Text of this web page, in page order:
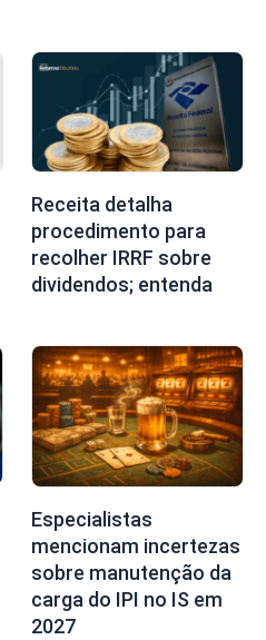
Receita detalha
procedimento para
recolher IRRF sobre
dividendos; entenda
Especialistas
mencionam incertezas
sobre manutenção da
carga do IPI no IS em
2027